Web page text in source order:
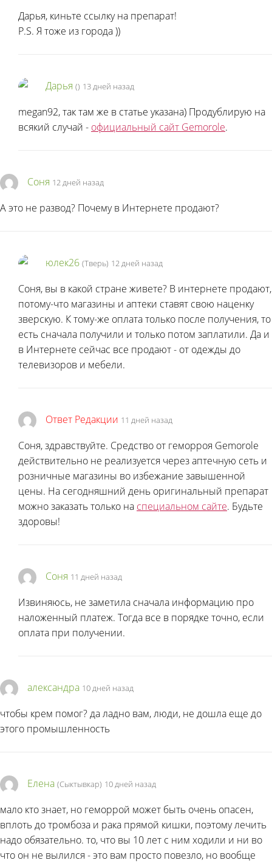
Дарья, киньте ссылку на препарат!
P.S. Я тоже из города))
Дарья () 13 дней назад
megan92, так там же в статье указана) Продублирую на
всякий случай - официальный сайт Gemorole.
Соня 12 дней назад
А это не развод? Почему в Интернете продают?
юлек26 (Тверь) 12 дней назад
Соня, вы в какой стране живете? В интернете продают,
потому-что магазины и аптеки ставят свою наценку
зверскую. К тому-же оплата только после получения, то
есть сначала получили и только потом заплатили. Да и
в Интернете сейчас все продают - от одежды до
телевизоров и мебели.
Ответ Редакции 11 дней назад
Соня, здравствуйте. Средство от геморроя Gemorole
действительно не реализуется через аптечную сеть и
розничные магазины во избежание завышенной
цены. На сегодняшний день оригинальный препарат
можно заказать только на специальном сайте. Будьте
здоровы!
Соня 11 дней назад
Извиняюсь, не заметила сначала информацию про
наложенный платеж. Тогда все в порядке точно, если
оплата при получении.
александра 10 дней назад
чтобы крем помог? да ладно вам, люди, не дошла еще до
этого промышленность
Елена (Сыктывкар) 10 дней назад
мало кто знает, но геморрой может быть очень опасен,
вплоть до тромбоза и рака прямой кишки, поэтому лечить
надо обязательно. то, что вы 10 лет с ним ходили и ни во
что он не вылился - это вам просто повезло, но вообще